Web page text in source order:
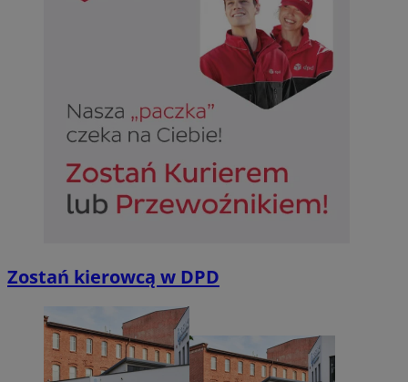
Zostań kierowcą w DPD